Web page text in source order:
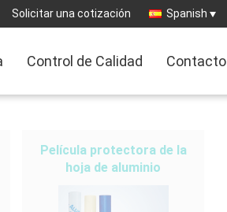
Solicitar una cotización Spanish
Control de Calidad Contacto
Película protectora de la
hoja de aluminio